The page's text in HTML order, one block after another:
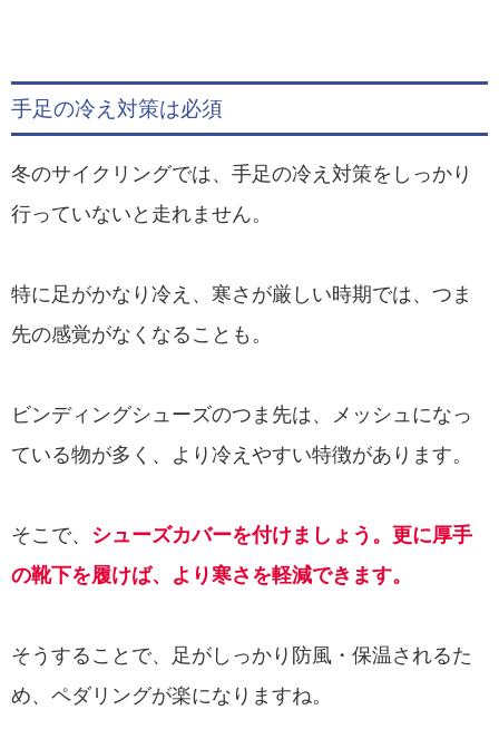
手足の冷え対策は必須
冬のサイクリングでは、手足の冷え対策をしっかり
行っていないと走れません。
特に足がかなり冷え、寒さが厳しい時期では、つま
先の感覚がなくなることも。
ビンディングシューズのつま先は、メッシュになっ
ている物が多く、より冷えやすい特徴があります。
そこで、 シューズカバーを付けましょう。更に厚手
の靴下を履けば、より寒さを軽減できます。
そうすることで、足がしっかり防風・保温されるた
め、ペダリングが楽になりますね。